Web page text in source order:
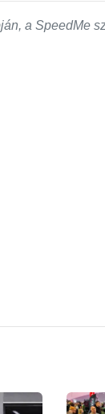
a SpeedMe